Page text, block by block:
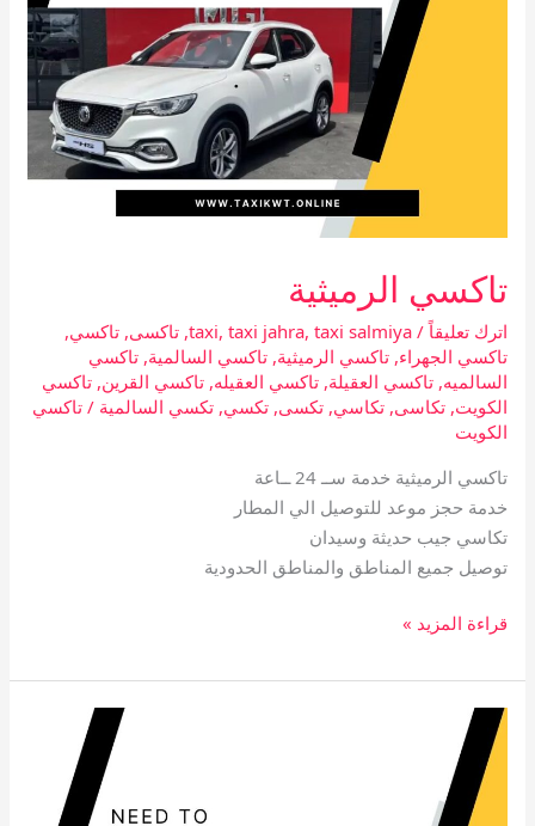
تاكسي الرميثية
اترك تعليقاً /
taxi, taxi jahra, taxi salmiya
,تاكسى,تاكسي,
تاكسي الجهراء,تاكسي الرميثية,تاكسي السالمية,تاكسي
السالميه,تاكسي العقيلة,تاكسي العقيله,تاكسي القرين,تاكسي
الكويت,تكاسى,تكاسي,تكسى,تكسي,تكسي السالمية /تاكسي
الكويت
تاكسي الرميثية خدمة ســ 24 ــاعة
خدمة حجز موعد للتوصيل الي المطار
تكاسي جيب حديثة وسيدان
توصيل جميع المناطق والمناطق الحدودية
قراءة المزيد »
تاكسي
القرين